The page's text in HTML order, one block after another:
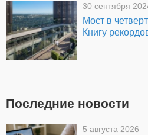
30 сентября
Мост в
Книгу
Последние новости
5 августа 2026